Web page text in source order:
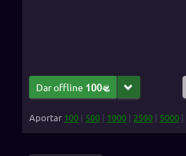
Dar offline 100
Aportar 100 | 500 | 1000 | 2500 | 5000 |